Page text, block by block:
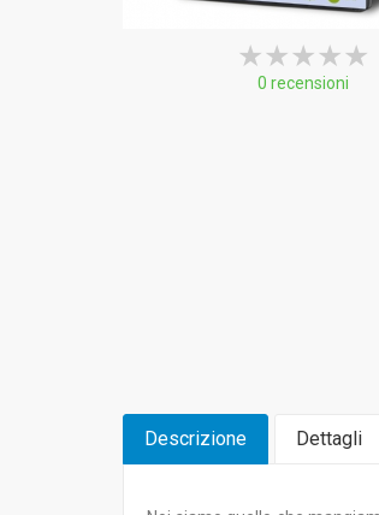
★★★★★
★★★★★
★★★★★
0 recensioni
Descrizione Dettagli